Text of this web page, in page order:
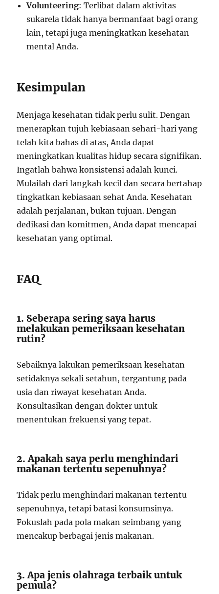
Volunteering: Terlibat dalam aktivitas
sukarela tidak hanya bermanfaat bagi orang
lain, tetapi juga meningkatkan kesehatan
mental Anda.
Kesimpulan
Menjaga kesehatan tidak perlu sulit. Dengan
menerapkan tujuh kebiasaan sehari-hari yang
telah kita bahas di atas, Anda dapat
meningkatkan kualitas hidup secara signifikan.
Ingatlah bahwa konsistensi adalah kunci.
Mulailah dari langkah kecil dan secara bertahap
tingkatkan kebiasaan sehat Anda. Kesehatan
adalah perjalanan, bukan tujuan. Dengan
dedikasi dan komitmen, Anda dapat mencapai
kesehatan yang optimal.
FAQ
1. Seberapa sering saya harus
melakukan pemeriksaan kesehatan
rutin?
Sebaiknya lakukan pemeriksaan kesehatan
setidaknya sekali setahun, tergantung pada
usia dan riwayat kesehatan Anda.
Konsultasikan dengan dokter untuk
menentukan frekuensi yang tepat.
2. Apakah saya perlu menghindari
makanan tertentu sepenuhnya?
Tidak perlu menghindari makanan tertentu
sepenuhnya, tetapi batasi konsumsinya.
Fokuslah pada pola makan seimbang yang
mencakup berbagai jenis makanan.
3. Apa jenis olahraga terbaik untuk
pemula?